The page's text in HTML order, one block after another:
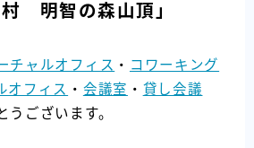
村 明智の森山頂」
チャルオフィス ・ コワーキング
オフィス ・ 会議室 ・ 貸し会議
うございます。